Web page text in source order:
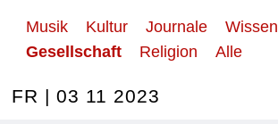
Musik Kultur Journale
Wissen
Gesellschaft
Religion Alle
FR | 03 11 2023